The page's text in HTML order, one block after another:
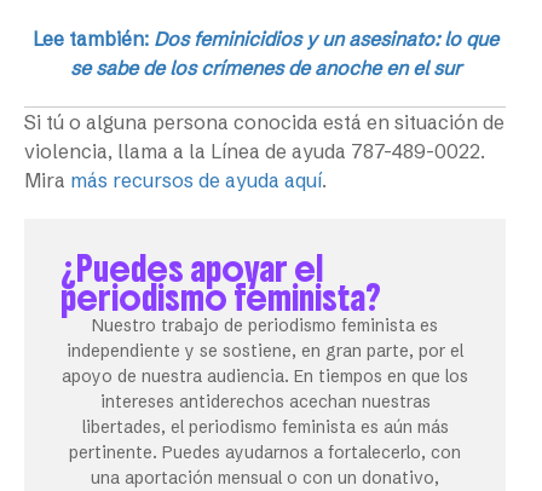
Lee también: Dos feminicidios y un asesinato: lo que
se sabe de los crímenes de anoche en el sur
Si tú o alguna persona conocida está en situación de
violencia, llama a la Línea de ayuda 787-489-0022.
Mira más recursos de ayuda aquí.
¿Puedes apoyar el
periodismo feminista?
Nuestro trabajo de periodismo feminista es
independiente y se sostiene, en gran parte, por el
apoyo de nuestra audiencia. En tiempos en que los
intereses antiderechos acechan nuestras
libertades, el periodismo feminista es aún más
pertinente. Puedes ayudarnos a fortalecerlo, con
una aportación mensual o con un donativo,